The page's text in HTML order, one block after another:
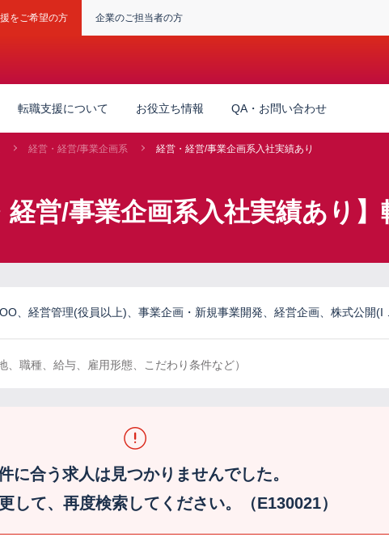
をご希望の方 企業のご担当者の方
転職支援について お役立ち情報 QA・お問い合わせ
経営・経営/事業企画系 経営・経営/事業企画系入社実績あり
経営/事業企画系入社実績あり
、経営管理(役員以上)、事業企画・新規事業開発、経営企画、株式公開(I
、職種、給与、雇用形態、こだわり条件など）
に合う求人は見つかりませんでした。
して、再度検索してください。（E130021）